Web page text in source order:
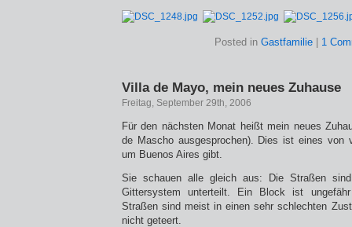
Posted in Gastfamilie 1
Villa de Mayo, mein neues Zuhause
Freitag, September 29th, 2006
Für den nächsten Monat heißt mein neues
de Mascho ausgesprochen). Dies ist eines von
um Buenos Aires gibt.
Sie schauen alle gleich aus: Die Straßen
Gittersystem unterteilt. Ein Block ist
Straßen sind meist in einen sehr schlechten
nicht geteert.